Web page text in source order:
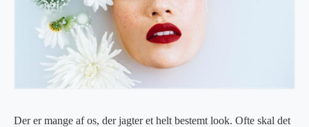
Der er mange af os, der jagter et helt bestemt look. Ofte skal det